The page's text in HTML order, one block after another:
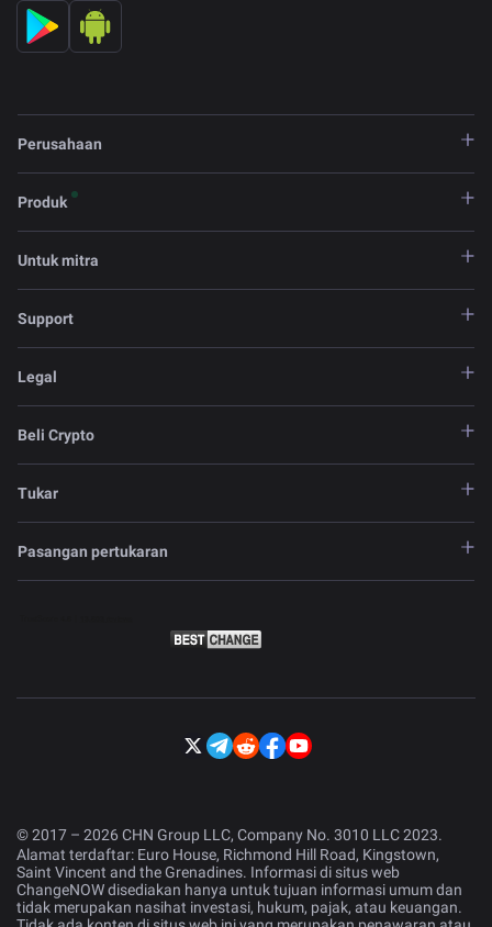
Perusahaan
Produk
Untuk mitra
Support
Legal
Beli Crypto
Tukar
Pasangan pertukaran
© 2017 – 2026 CHN Group LLC, Company No. 3010 LLC 2023.
Alamat terdaftar: Euro House, Richmond Hill Road, Kingstown,
Saint Vincent and the Grenadines. Informasi di situs web
ChangeNOW disediakan hanya untuk tujuan informasi umum dan
tidak merupakan nasihat investasi, hukum, pajak, atau keuangan.